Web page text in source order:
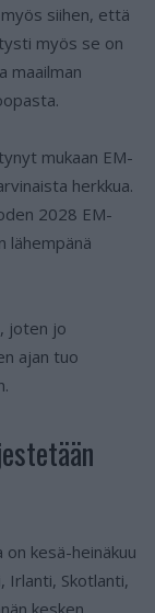
siihen, että
myös se on
maailman
mukaan EM-
herkkua.
2028 EM-
lähempänä
joten jo
ajan tuo
on kesä-heinäkuu
Irlanti, Skotlanti,